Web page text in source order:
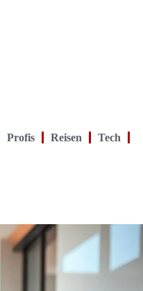
Profis Reisen Tech